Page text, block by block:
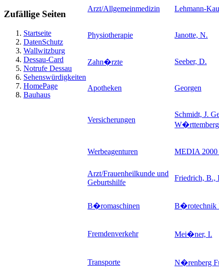
Zufällige Seiten
Startseite
DatenSchutz
Wallwitzburg
Dessau-Card
Notrufe Dessau
Sehenswürdigkeiten
HomePage
Bauhaus
Arzt/Allgemeinmedizin Lehmann-
Physiotherapie Janotte, N.
Zahn�rzte Seeber, D.
Apotheken Georgen
Versicherungen
Schmidt, J.
Werbeagenturen MEDIA 2000
Arzt/Frauenheilkunde und
Geburtshilfe
Friedrich, B.,
B�romaschinen B�rotechnik
Fremdenverkehr Mei�ner, I.
Transporte N�renberg